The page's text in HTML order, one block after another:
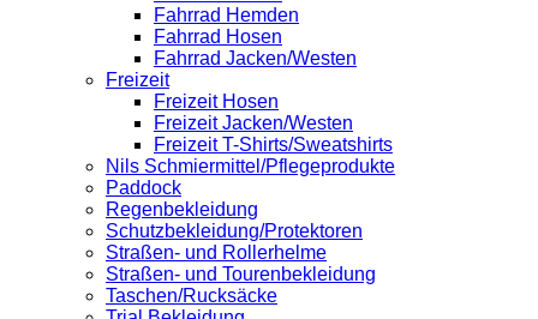
Fahrrad Hemden
Fahrrad Hosen
Fahrrad Jacken/Westen
Freizeit
Freizeit Hosen
Freizeit Jacken/Westen
Freizeit T-Shirts/Sweatshirts
Nils Schmiermittel/Pflegeprodukte
Paddock
Regenbekleidung
Schutzbekleidung/Protektoren
Straßen- und Rollerhelme
Straßen- und Tourenbekleidung
Taschen/Rucksäcke